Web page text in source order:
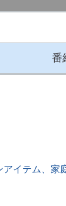
番
イテム、